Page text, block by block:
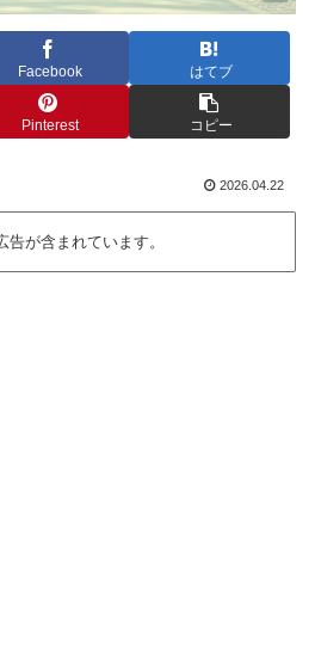
Facebook はてブ
Pinterest コピー
2026.04.22
告が含まれています。